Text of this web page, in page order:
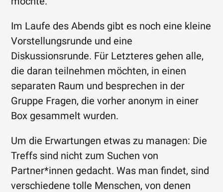
Im Laufe des Abends gibt es noch eine kleine
Vorstellungsrunde und eine
Diskussionsrunde. Für Letzteres gehen alle,
die daran teilnehmen möchten, in einen
separaten Raum und besprechen in der
Gruppe Fragen, die vorher anonym in einer
Box gesammelt wurden.
Um die Erwartungen etwas zu managen: Die
Treffs sind nicht zum Suchen von
Partner*innen gedacht. Was man findet, sind
verschiedene tolle Menschen, von denen